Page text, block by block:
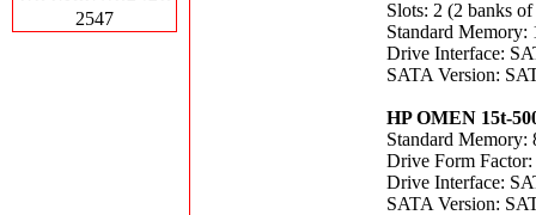
2547
Slots: 2 (2 banks
Standard Memory:
Drive Interface:
SATA Version:
HP OMEN 15t-
Standard
Drive Form
Drive Interface:
SATA Version: